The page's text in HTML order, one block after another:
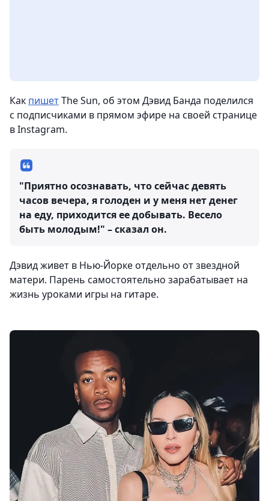
Как пишетThe Sun, об этом Дэвид Банда поделился
с подписчиками в прямом эфире на своей странице
в Instagram.
"Приятно осознавать, что сейчас девять
часов вечера, я голоден и у меня нет денег
на еду, приходится ее добывать. Весело
быть молодым!" – сказал он.
Дэвид живет в Нью-Йорке отдельно от звездной
матери. Парень самостоятельно зарабатывает на
жизнь уроками игры на гитаре.